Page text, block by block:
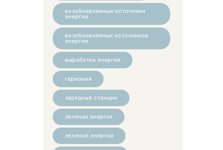
возобновляемые источники
энергии
возобновляемых источников
энергии
выработка энергии
германия
зарядные станции
зеленая энергия
зеленой энергии